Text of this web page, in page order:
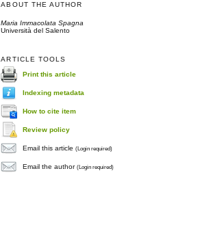
ABOUT THE AUTHOR
Maria Immacolata Spagna
Università del Salento
ARTICLE TOOLS
Print this article
Indexing metadata
How to cite item
Review policy
Email this article(Login required)
Email the author(Login required)